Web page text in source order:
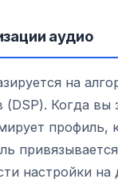
аудио
на
Когда вы
профиль,
настройки